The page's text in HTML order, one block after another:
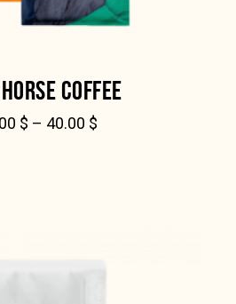
COFFEE
$ – 40.00 $